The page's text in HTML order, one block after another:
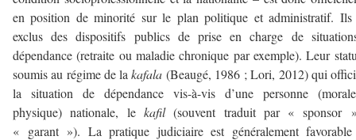
en position de minorité sur le plan politique et administratif. Ils
exclus des dispositifs publics de prise en charge de
dépendance (retraite ou maladie chronique par exemple). Leur
soumis au régime de lakafala (Beaugé, 1986 ; Lori, 2012) qui
la situation de dépendance vis-à-vis d’une personne
physique) nationale, le kafil(souvent traduit par « sponsor
« garant »). La pratique judiciaire est généralement